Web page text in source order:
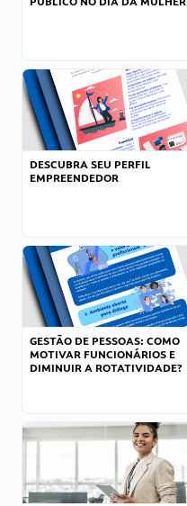
DESCUBRA SEU PERFIL
EMPREENDEDOR
GESTÃO DE PESSOAS: COMO
MOTIVAR FUNCIONÁRIOS E
DIMINUIR A ROTATIVIDADE?